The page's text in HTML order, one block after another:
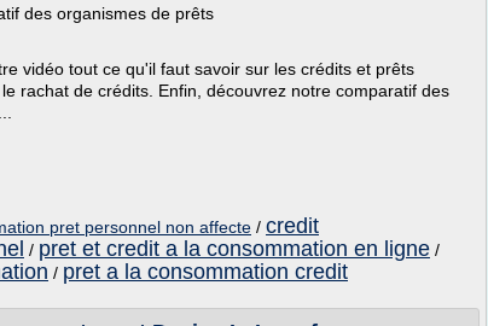
des organismes de prêts
vidéo tout ce qu'il faut savoir sur les crédits et prêts
rachat de crédits. Enfin, découvrez notre comparatif des
pret personnel non affecte / credit
/ pret et credit a la consommation en ligne /
/ pret a la consommation credit